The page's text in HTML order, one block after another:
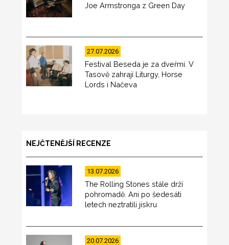
Joe Armstronga z Green Day
27.07.2026
Festival Beseda je za dveřmi. V
Tasově zahrají Liturgy, Horse
Lords i Načeva
NEJČTENĚJŠÍ RECENZE
13.07.2026
The Rolling Stones stále drží
pohromadě. Ani po šedesáti
letech neztratili jiskru
20.07.2026